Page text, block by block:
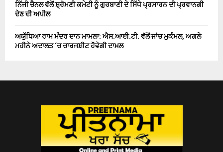
ਨਿੱਜੀ ਚੈਨਲ ਵੱਲੋਂ ਸ਼੍ਰੋਮਣੀ ਕਮੇਟੀ ਨੂੰ ਗੁਰਬਾਣੀ ਦੇ ਸਿੱਧੇ ਪ੍ਰਸਾਰਨ ਦੀ ਪ੍ਰਵਾਨਗੀ
ਦੇਣ ਦੀ ਅਪੀਲ
ਅਯੁੱਧਿਆ ਰਾਮ ਮੰਦਰ ਦਾਨ ਮਾਮਲਾ: ਐਸ.ਆਈ.ਟੀ. ਵੱਲੋਂ ਜਾਂਚ ਮੁਕੰਮਲ, ਅਗਲੇ
ਮਹੀਨੇ ਅਦਾਲਤ ‘ਚ ਚਾਰਜਸ਼ੀਟ ਹੋਵੇਗੀ ਦਾਖ਼ਲ